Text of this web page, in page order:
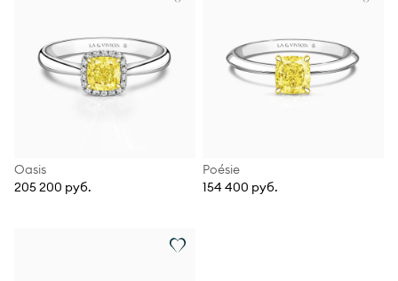
Oasis
205 200 руб.
Poésie
154 400 руб.